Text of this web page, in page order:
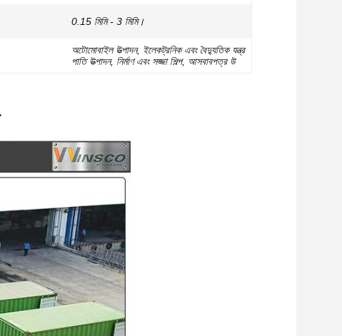
0.15 মিমি - 3 মিমি।
অটোমোবাইল উত্পাদন, ইলেকট্রনিক এবং বৈদ্যুতিক যন্ত্র
পাতি উত্পাদন, নির্মাণ এবং সজ্জা শিল্প, আসবাবপত্র উ